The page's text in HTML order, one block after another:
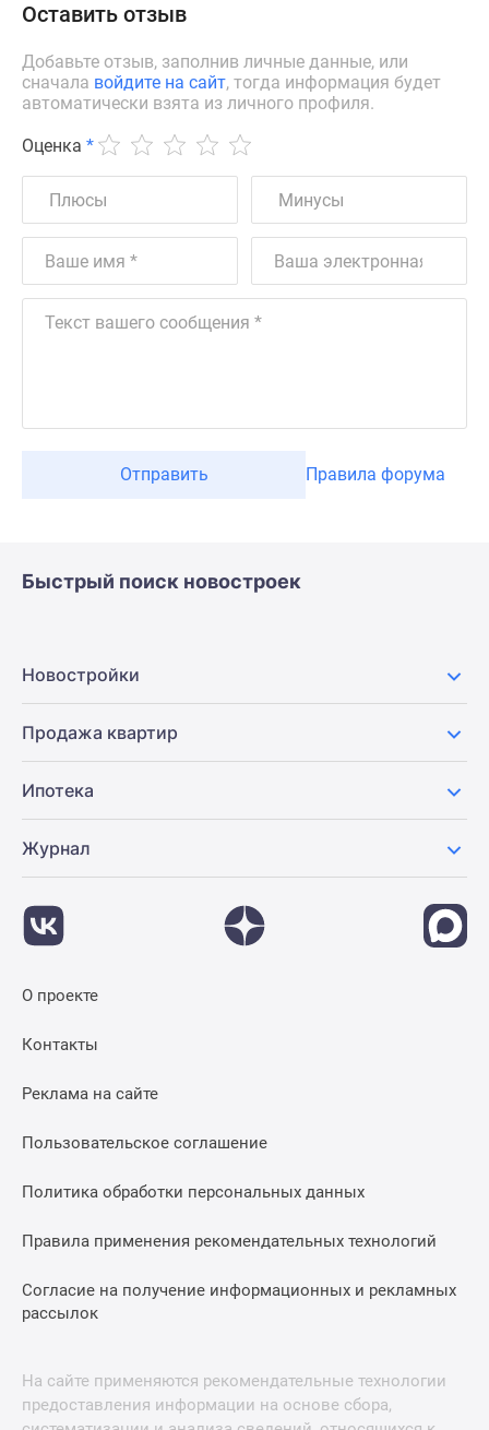
Оставить отзыв
Добавьте отзыв, заполнив личные данные, или
сначала войдите на сайт, тогда информация будет
автоматически взята из личного профиля.
Оценка *
Отправить Правила форума
Быстрый поиск новостроек
Новостройки
Продажа квартир
Ипотека
Журнал
О проекте
Контакты
Реклама на сайте
Пользовательское соглашение
Политика обработки персональных данных
Правила применения рекомендательных технологий
Согласие на получение информационных и рекламных
рассылок
На сайте применяются рекомендательные технологии
предоставления информации на основе сбора,